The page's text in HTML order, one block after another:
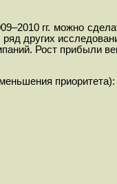
гг. можно
других
Рост прибыли
приоритета):